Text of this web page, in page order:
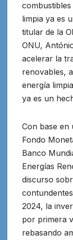
limpia ya es
titular de la
ONU,
acelerar la
renovables,
energía
ya es un
Con base en
Fondo
Banco
Energías
discurso
2024, la
por primera
rebasando